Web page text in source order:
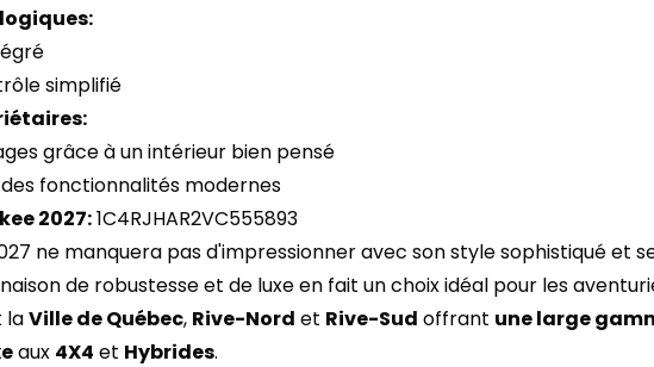
simplifié
grâce à un intérieur bien pensé
fonctionnalités modernes
2027:1C4RJHAR2VC555893
ne manquera pas d'impressionner avec son style sophistiqué et
de robustesse et de luxe en fait un choix idéal pour les
laVille de Québec, Rive-Nord et Rive-Sud offrant une large
aux 4X4 et Hybrides.